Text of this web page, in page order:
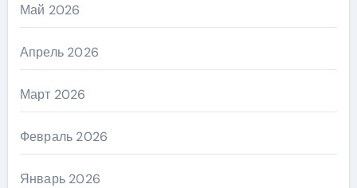
Май 2026
Апрель 2026
Март 2026
Февраль 2026
Январь 2026